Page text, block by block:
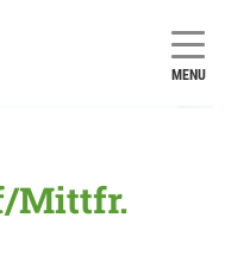
MENU
Mittfr.